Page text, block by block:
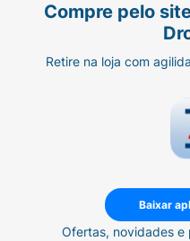
Cuidado e
A utilização deste
orientada por um
Não use enquanto
Caso ocorram
uso e consulte seu
Compre pelo
Retire na loja com
Baixar
Ofertas, novidades e